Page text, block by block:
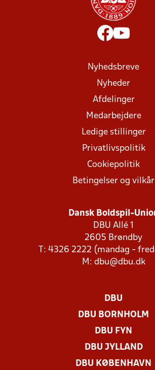
Nyhedsbreve
Nyheder
Afdelinger
Medarbejdere
Ledige stillinger
Privatlivspolitik
Cookiepolitik
Betingelser og vilkår
Dansk Boldspil-
DBU Allé 1
2605 Brøndby
T: 4326 2222 (mandag -
M: dbu@dbu.dk
DBU
DBU BORNHOLM
DBU FYN
DBU JYLLAND
DBU KØBENHAVN